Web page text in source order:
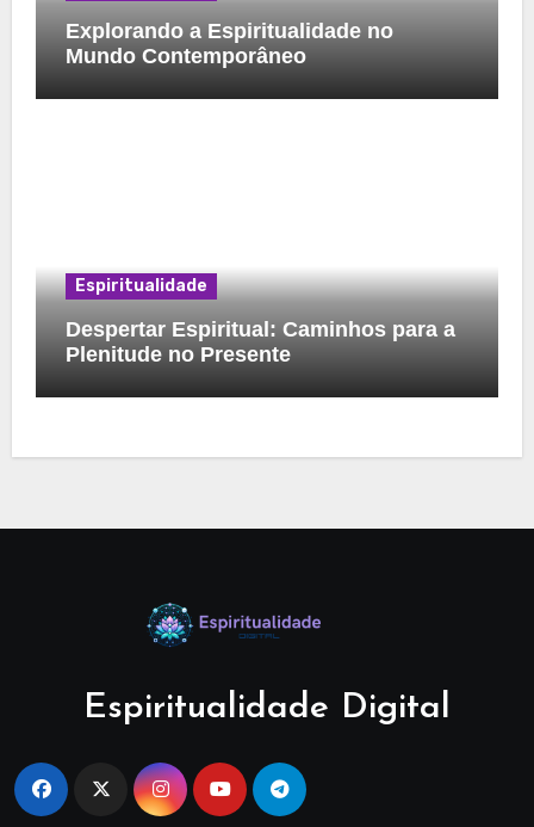
Explorando a Espiritualidade no
Mundo Contemporâneo
Espiritualidade
Despertar Espiritual: Caminhos para a
Plenitude no Presente
Espiritualidade Digital